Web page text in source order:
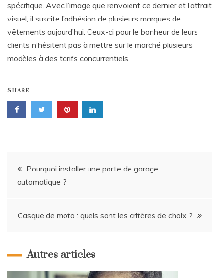
spécifique. Avec l’image que renvoient ce dernier et l’attrait
visuel, il suscite l’adhésion de plusieurs marques de
vêtements aujourd’hui. Ceux-ci pour le bonheur de leurs
clients n’hésitent pas à mettre sur le marché plusieurs
modèles à des tarifs concurrentiels.
SHARE
Navigation
de
l’article
Pourquoi installer une porte de garage
automatique ?
Casque de moto : quels sont les critères de choix ?
Autres articles